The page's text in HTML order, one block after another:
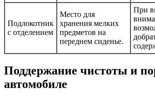
Подлокотник
с отделением
Место для
хранения мелких
предметов на
переднем сиденье.
При
Поддержание чистоты и
автомобиле